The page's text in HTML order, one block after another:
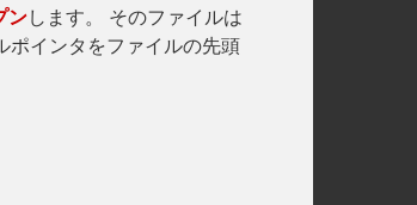
ンします。 そのファイルは
ポインタをファイルの先頭